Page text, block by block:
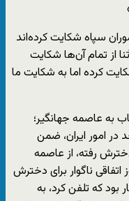
سپاه شکایت کرده‌اند
از تمام آن‌ها شکایت
کرده اما به شکایت ما
به عاصمه جهانگیر؛
امور ایران، ضمن
رفته، از عاصمه
ناگوار برای دخترش
که تلفن کرد، به